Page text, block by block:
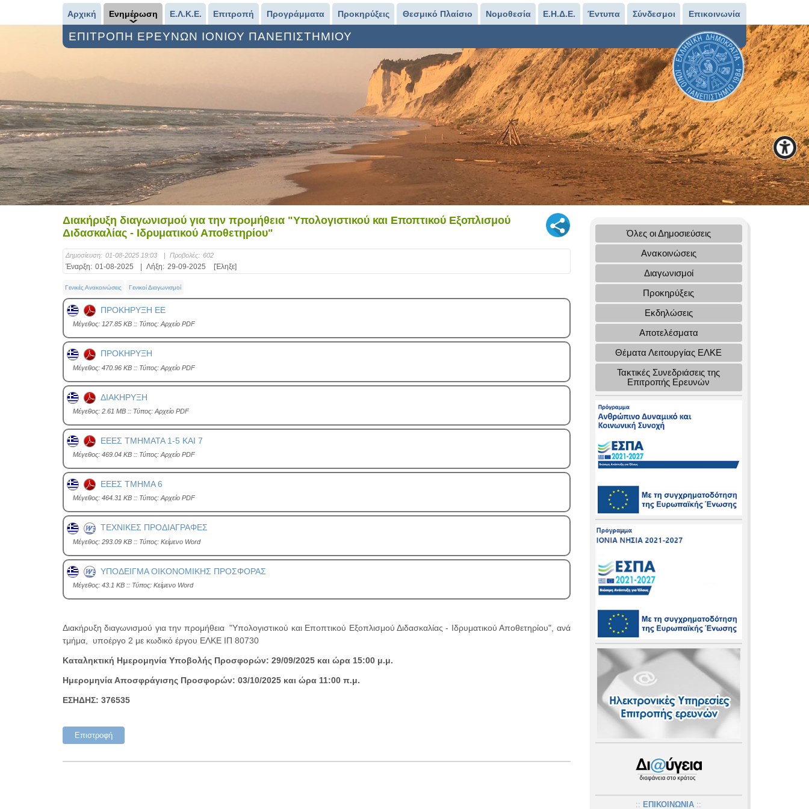
Αρχική Ενημέρωση Ε.Λ.Κ.Ε. Επιτροπή Προγράμματα Προκηρύξεις Θεσμικό Πλαίσιο Νομοθεσία Ε.Η.Δ.Ε. Έντυπα Σύνδεσμοι Επικοινωνία
ΕΠΙΤΡΟΠΗ ΕΡΕΥΝΩΝ ΙΟΝΙΟΥ ΠΑΝΕΠΙΣΤΗΜΙΟΥ
Διακήρυξη διαγωνισμού για την προμήθεια "Υπολογιστικού και Εποπτικού Εξοπλισμού
Διδασκαλίας - Ιδρυματικού Αποθετηρίου"
Δημοσίευση: 01-08-2025 19:03 | Προβολές: 602
Έναρξη: 01-08-2025 Λήξη: 29-09-2025 [Έληξε]
Γενικές Ανακοινώσεις Γενικοί Διαγωνισμοί
ΠΡΟΚΗΡΥΞΗ ΕΕ
Mέγεθος: 127.85 KB :: Τύπος: Αρχείο PDF
ΠΡΟΚΗΡΥΞΗ
Mέγεθος: 470.96 KB :: Τύπος: Αρχείο PDF
ΔΙΑΚΗΡΥΞΗ
Mέγεθος: 2.61 MB :: Τύπος: Αρχείο PDF
ΕΕΕΣ ΤΜΗΜΑΤΑ 1-5 ΚΑΙ 7
Mέγεθος: 469.04 KB :: Τύπος: Αρχείο PDF
ΕΕΕΣ ΤΜΗΜΑ 6
Mέγεθος: 464.31 KB :: Τύπος: Αρχείο PDF
ΤΕΧΝΙΚΕΣ ΠΡΟΔΙΑΓΡΑΦΕΣ
Mέγεθος: 293.09 KB :: Τύπος: Kείμενο Word
ΥΠΟΔΕΙΓΜΑ ΟΙΚΟΝΟΜΙΚΗΣ ΠΡΟΣΦΟΡΑΣ
Mέγεθος: 43.1 KB :: Τύπος: Kείμενο Word
Διακήρυξη διαγωνισμού για την προμήθεια "Υπολογιστικού και Εποπτικού Εξοπλισμού Διδασκαλίας - Ιδρυματικού Αποθετηρίου", ανά
τμήμα, υποέργο 2 με κωδικό έργου ΕΛΚΕ ΙΠ 80730
Καταληκτική Ημερομηνία Υποβολής Προσφορών: 29/09/2025 και ώρα 15:00 μ.μ.
Ημερομηνία Αποσφράγισης Προσφορών: 03/10/2025 και ώρα 11:00 π.μ.
ΕΣΗΔΗΣ: 376535
Επιστροφή
Όλες οι Δημοσιεύσεις
Ανακοινώσεις
Διαγωνισμοί
Προκηρύξεις
Εκδηλώσεις
Αποτελέσματα
Θέματα Λειτουργίας ΕΛΚΕ
Τακτικές Συνεδριάσεις της
Επιτροπής Ερευνών
:: ΕΠΙΚΟΙΝΩΝΙΑ ::